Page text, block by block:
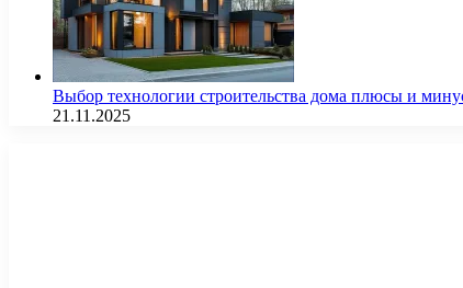
Выбор технологии строительства дома плюсы и
21.11.2025